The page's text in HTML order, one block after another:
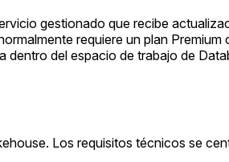
gestionado que recibe
requiere un plan Premium
del espacio de trabajo de
Los requisitos técnicos se